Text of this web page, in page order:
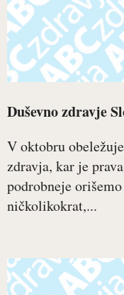
Duševno zdravje
V oktobru
zdravja, kar je
podrobneje
ničkolikokrat,...